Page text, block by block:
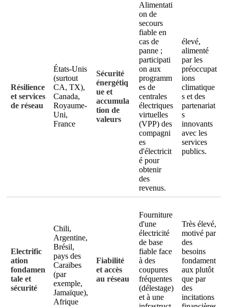
Résilience
et services
de réseau
États-Unis
(surtout
CA, TX),
Canada,
Royaume-
Uni,
France
Sécurité
énergétiq
ue et
accumula
tion de
valeurs
Alimentati
on de
secours
fiable en
cas de
panne ;
participati
on aux
programm
es de
centrales
électriques
virtuelles
(VPP) des
compagni
es
d'électricit
é pour
obtenir
des
revenus.
élevé,
alimenté
par les
préoccupat
ions
climatique
s et des
partenariat
s
innovants
avec les
services
publics.
Electrific
ation
fondamen
tale et
sécurité
Chili,
Argentine,
Brésil,
pays des
Caraïbes
(par
exemple,
Jamaïque),
Afrique
Fiabilité
et accès
au réseau
Fourniture
d'une
électricité
de base
fiable face
à des
coupures
fréquentes
(délestage)
et à une
Très élevé,
motivé par
des
besoins
fondament
aux plutôt
que par
des
incitations